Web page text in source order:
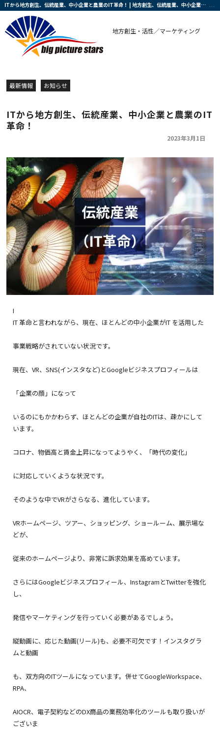
ITから地方創生、伝統産業、中小企業と農業のIT革命！ | 地方創生、伝統産業、中小企業と農業の復興・活性化を支援する会社です
地方創生・活性／マーケティング
最新情報 お知らせ
ITから地方創生、伝統産業、中小企業と農業のIT
革命！
2023年3月1日
I
IT 革命と言われながら、現在、ほとんどの中小企業がIT を活用した
事業戦略がされていない状況です。
現在、VR、SNS(インスタなど)とGoogleビジネスプロフィールは
「企業の顔」になって
いるのにもかかわらず、ほとんどの企業が自社のITは、疎かにして
います。
コロナ、物価高と賃金上昇になってようやく、「時代の変化」
に対応していくような状況です。
そのような中でVRがさらなる、進化しています。
VRホームページ、ツアー、ショッピング、ショールーム、展示場な
どが、
従来のホームページより、非常に訴求効果を高めています。
さらにはGoogleビジネスプロフィール、InstagramとTwitterを強化
し、
発信やマーケティングを行っていく必要があるでしょう。
縦動画に、応じた動画(リール)も、必要不可欠です！インスタグラ
ムと動画
も、双方向のITツールになっています。併せてGoogleWorkspace、
RPA、
AIOCR、電子契約などのDX商品の業務効率化のツールも取り扱いが
ございま